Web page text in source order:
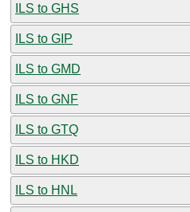
ILS to GHS
ILS to GIP
ILS to GMD
ILS to GNF
ILS to GTQ
ILS to HKD
ILS to HNL